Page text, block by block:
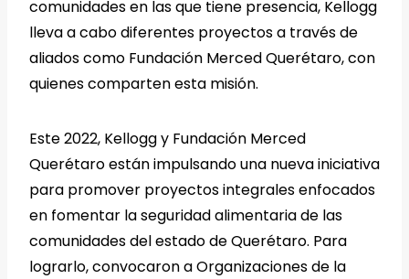
comunidades en las que tiene presencia, Kellogg
lleva a cabo diferentes proyectos a través de
aliados como Fundación Merced Querétaro, con
quienes comparten esta misión.
Este 2022, Kellogg y Fundación Merced
Querétaro están impulsando una nueva iniciativa
para promover proyectos integrales enfocados
en fomentar la seguridad alimentaria de las
comunidades del estado de Querétaro. Para
lograrlo, convocaron a Organizaciones de la